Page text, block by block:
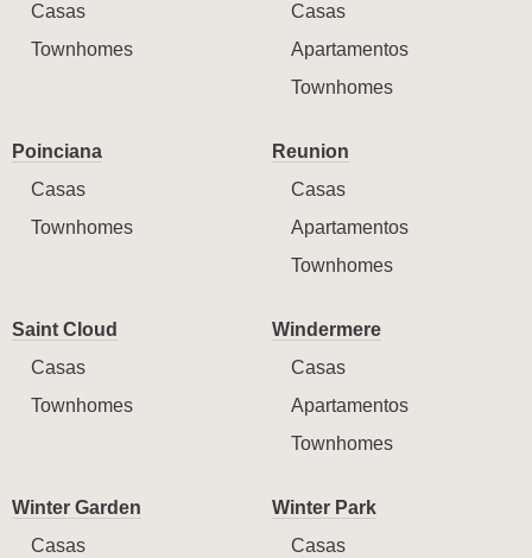
Casas
Townhomes
Casas
Apartamentos
Townhomes
Poinciana
Casas
Townhomes
Reunion
Casas
Apartamentos
Townhomes
Saint Cloud
Casas
Townhomes
Windermere
Casas
Apartamentos
Townhomes
Winter Garden
Casas
Winter Park
Casas